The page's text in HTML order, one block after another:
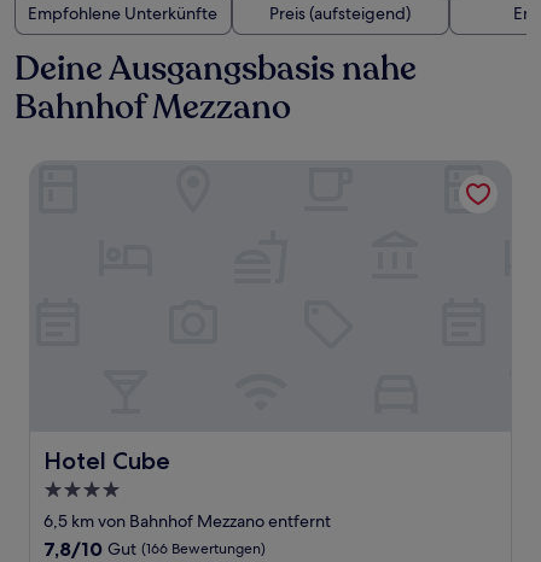
Empfohlene Unterkünfte Preis (aufsteigend)
Deine Ausgangsbasis nahe
Bahnhof Mezzano
Hotel Cube
Hotel Cube
4.0-
Sterne-
Unterkunft
6,5 km von Bahnhof Mezzano entfernt
7.8
7,8/10 Gut (166 Bewertungen)